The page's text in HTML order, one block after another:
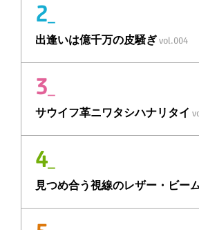
2
出逢いは億千万の皮騒ぎ vol.004
3
サウイフ革ニワタシハナリタイ
4
見つめ合う視線のレザー・ビー